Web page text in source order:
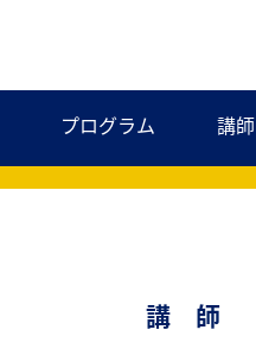
プログラム 講師
講 師